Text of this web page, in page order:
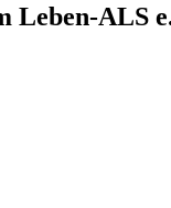
Leben-ALS